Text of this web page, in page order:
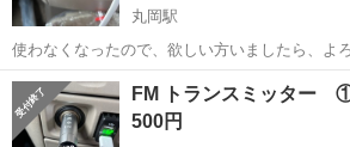
丸岡駅
使わなくなったので、欲しい方いましたら、よ
電圧表示とUSB付いてます。 こちらはBluetoothの付いていない車で、
スマホの音楽を聴く為の物です。 スマホを
ーに繋ぎ...
福井 坂井市 丸岡駅 カーオーディオ
FM トランスミッター
500円